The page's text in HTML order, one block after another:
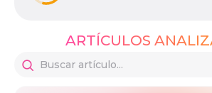
ARTÍCULOS